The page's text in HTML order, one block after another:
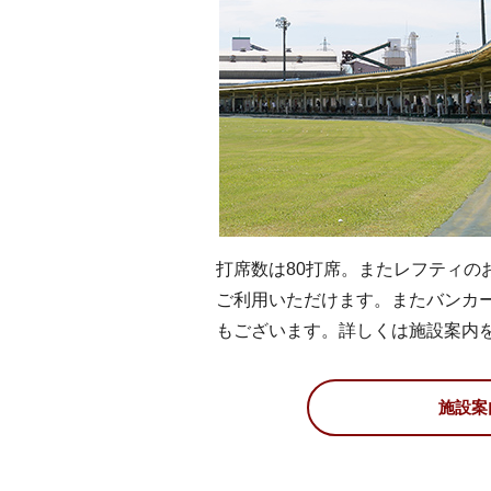
打席数は80打席。またレフティの
ご利用いただけます。またバンカ
もございます。詳しくは施設案内
施設案